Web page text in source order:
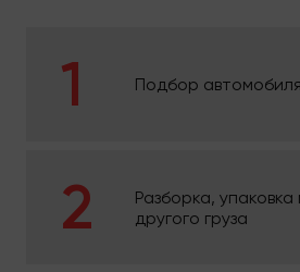
Подбор автомобиля
Разборка,
другого груза